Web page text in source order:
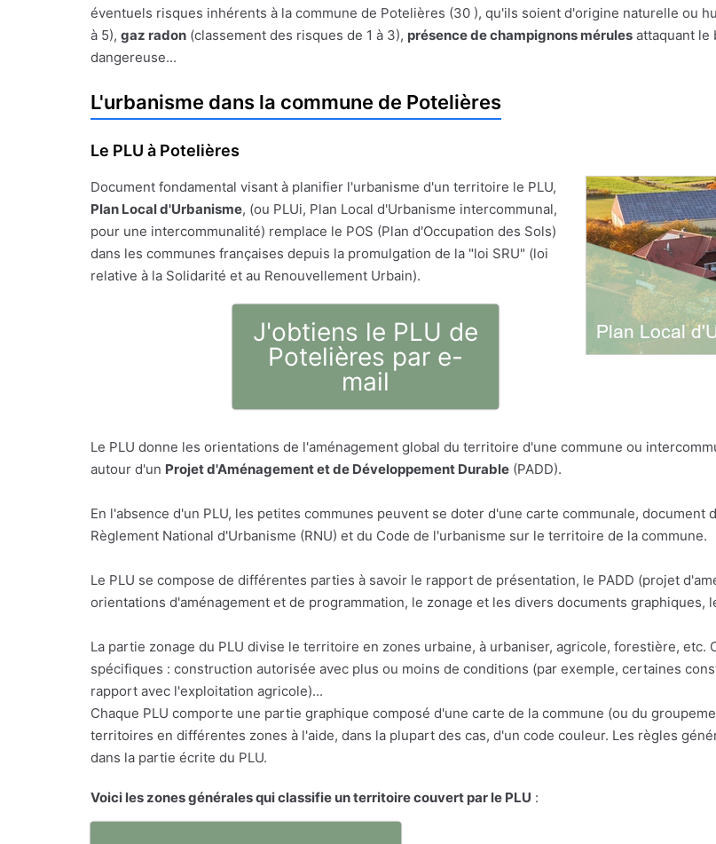
éventuels risques inhérents à la commune de Potelières (30 ), qu'ils soient d'origine naturelle ou
à 5), gaz radon (classement des risques de 1 à 3), présence de champignons mérules attaquant le
dangereuse...
L'urbanisme dans la commune de Potelières
Le PLU à Potelières
Document fondamental visant à planifier l'urbanisme d'un territoire le PLU,
Plan Local d'Urbanisme, (ou PLUi, Plan Local d'Urbanisme intercommunal,
pour une intercommunalité) remplace le POS (Plan d'Occupation des Sols)
dans les communes françaises depuis la promulgation de la "loi SRU" (loi
relative à la Solidarité et au Renouvellement Urbain).
J'obtiens le PLU de
Potelières par e-
mail
Le PLU donne les orientations de l'aménagement global du territoire d'une commune ou
autour d'un Projet d'Aménagement et de Développement Durable (PADD).
En l'absence d'un PLU, les petites communes peuvent se doter d'une carte communale,
Règlement National d'Urbanisme (RNU) et du Code de l'urbanisme sur le territoire de la commune.
Le PLU se compose de différentes parties à savoir le rapport de présentation, le PADD (projet
orientations d'aménagement et de programmation, le zonage et les divers documents graphiques,
La partie zonage du PLU divise le territoire en zones urbaine, à urbaniser, agricole, forestière, etc.
spécifiques : construction autorisée avec plus ou moins de conditions (par exemple, certaines
rapport avec l'exploitation agricole)...
Chaque PLU comporte une partie graphique composé d'une carte de la commune (ou du
territoires en différentes zones à l'aide, dans la plupart des cas, d'un code couleur. Les règles
dans la partie écrite du PLU.
Voici les zones générales qui classifie un territoire couvert par le PLU :